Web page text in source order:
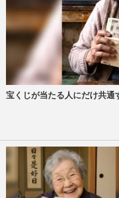
宝くじが当たる人にだけ共通